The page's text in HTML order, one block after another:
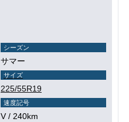
シーズン
サマー
サイズ
225/55R19
速度記号
V / 240km